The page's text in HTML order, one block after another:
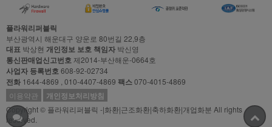
플라워리퍼블릭
부산광역시 해운대구 양운로 80번길 22,9층
대표 박상현 개인정보 보호 책임자 박신영
통신판매업신고번호 제2014-부산해운-0664호
사업자 등록번호 608-92-02734
전화 1644-4869 , 010-4407-4869 팩스070-4015-4869
이용약관
개인정보처리방침
Copyright © 플라워리퍼블릭 -|화환|근조화환|축하화환|개업화분 All rights
reserved.